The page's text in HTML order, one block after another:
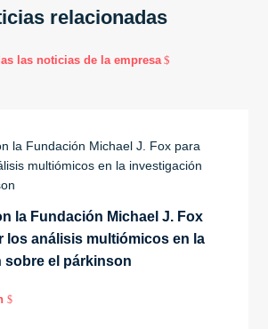
relacionadas
las noticias de la empresa
la Fundación Michael J. Fox
los análisis multiómicos en la
sobre el párkinson
$